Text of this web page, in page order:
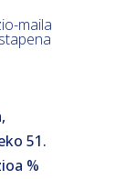
maila
51.
%